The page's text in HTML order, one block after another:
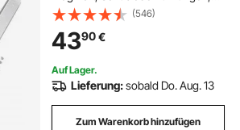
Kugellager mit Sperre, seitlich
montierte Schubladenschienen,
ideal für Schränke,
Industrieschubladen
(546)
4390€
Auf Lager.
Lieferung:sobald Do. Aug. 13
Zum Warenkorb hinzufügen